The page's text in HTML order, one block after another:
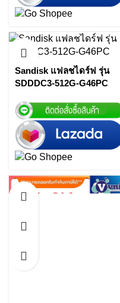
Sandisk แฟลชไดร์ฟ รุ่น
SDDDC3-512G-G46PC
Type-C By Vnix Group